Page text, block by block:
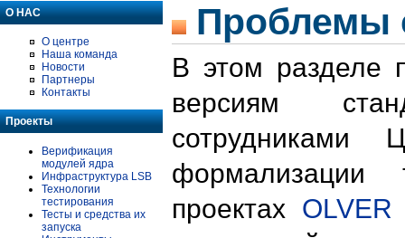
О НАС
О центре
Наша команда
Новости
Партнеры
Контакты
Проекты
Верификация
модулей ядра
Инфраструктура LSB
Технологии
тестирования
Тесты и средства их
запуска
Проблемы
В этом разделе
версиям
формализации
проектах OLVER